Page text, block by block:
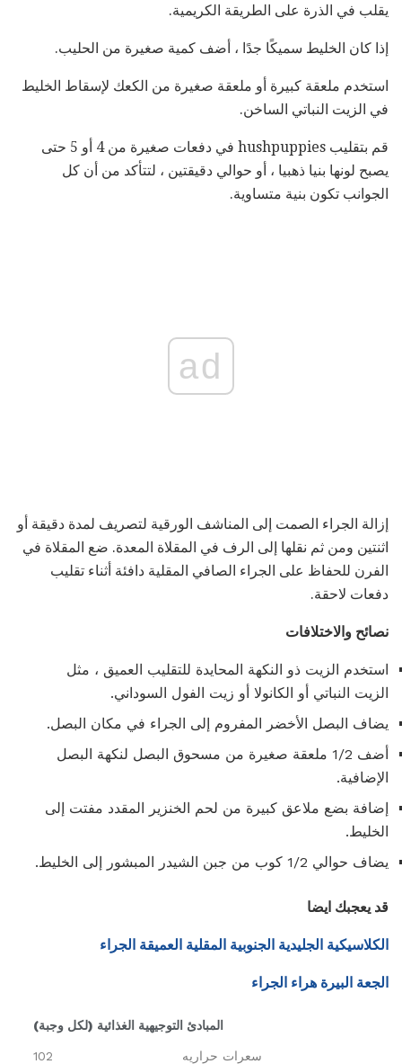
يقلب في الذرة على الطريقة الكريمية.
إذا كان الخليط سميكًا جدًا ، أضف كمية صغيرة من الحليب.
استخدم ملعقة كبيرة أو ملعقة صغيرة من الكعك لإسقاط الخليط
في الزيت النباتي الساخن.
قم بتقليب hushpuppies في دفعات صغيرة من 4 أو 5 حتى
يصبح لونها بنيا ذهبيا ، أو حوالي دقيقتين ، لتتأكد من أن كل
الجوانب تكون بنية متساوية.
ad
إزالة الجراء الصمت إلى المناشف الورقية لتصريف لمدة دقيقة أو
اثنتين ومن ثم نقلها إلى الرف في المقلاة المعدة. ضع المقلاة في
الفرن للحفاظ على الجراء الصافي المقلية دافئة أثناء تقليب
دفعات لاحقة.
نصائح والاختلافات
استخدم الزيت ذو النكهة المحايدة للتقليب العميق ، مثل
الزيت النباتي أو الكانولا أو زيت الفول السوداني.
يضاف البصل الأخضر المفروم إلى الجراء في مكان البصل.
أضف 1/2 ملعقة صغيرة من مسحوق البصل لنكهة البصل
الإضافية.
إضافة بضع ملاعق كبيرة من لحم الخنزير المقدد مفتت إلى
الخليط.
يضاف حوالي 1/2 كوب من جبن الشيدر المبشور إلى الخليط.
قد يعجبك ايضا
الكلاسيكية الجليدية الجنوبية المقلية العميقة الجراء
الجعة البيرة هراء الجراء
المبادئ التوجيهية الغذائية (لكل وجبة)
سعرات حراريه 102